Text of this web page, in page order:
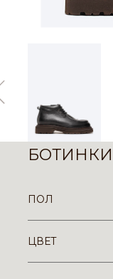
БОТИНКИ
ПОЛ
ЦВЕТ